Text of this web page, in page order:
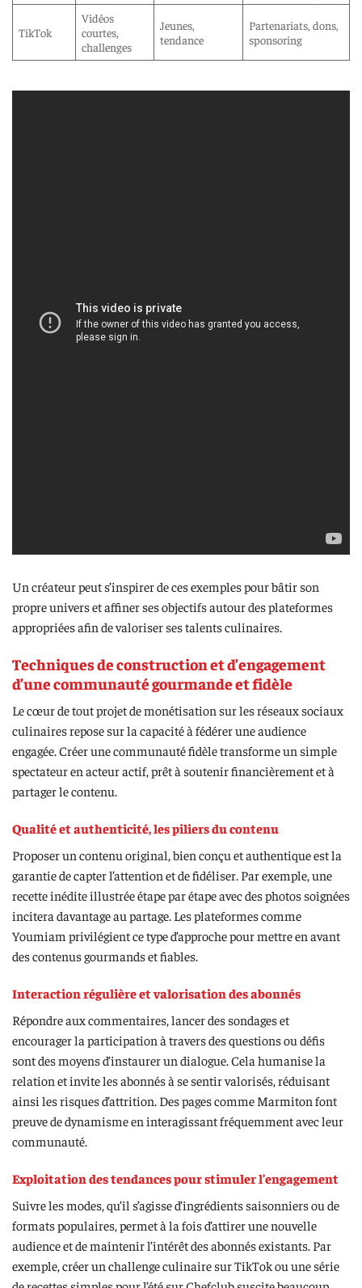
TikTok
Vidéos
courtes,
challenges
Jeunes,
tendance
Partenariats, dons,
sponsoring
Un créateur peut s’inspirer de ces exemples pour bâtir son
propre univers et affiner ses objectifs autour des plateformes
appropriées afin de valoriser ses talents culinaires.
Techniques de construction et d’engagement
d’une communauté gourmande et fidèle
Le cœur de tout projet de monétisation sur les réseaux sociaux
culinaires repose sur la capacité à fédérer une audience
engagée. Créer une communauté fidèle transforme un simple
spectateur en acteur actif, prêt à soutenir financièrement et à
partager le contenu.
Qualité et authenticité, les piliers du contenu
Proposer un contenu original, bien conçu et authentique est la
garantie de capter l’attention et de fidéliser. Par exemple, une
recette inédite illustrée étape par étape avec des photos soignées
incitera davantage au partage. Les plateformes comme
Youmiam privilégient ce type d’approche pour mettre en avant
des contenus gourmands et fiables.
Interaction régulière et valorisation des abonnés
Répondre aux commentaires, lancer des sondages et
encourager la participation à travers des questions ou défis
sont des moyens d’instaurer un dialogue. Cela humanise la
relation et invite les abonnés à se sentir valorisés, réduisant
ainsi les risques d’attrition. Des pages comme Marmiton font
preuve de dynamisme en interagissant fréquemment avec leur
communauté.
Exploitation des tendances pour stimuler l’engagement
Suivre les modes, qu’il s’agisse d’ingrédients saisonniers ou de
formats populaires, permet à la fois d’attirer une nouvelle
audience et de maintenir l’intérêt des abonnés existants. Par
exemple, créer un challenge culinaire sur TikTok ou une série